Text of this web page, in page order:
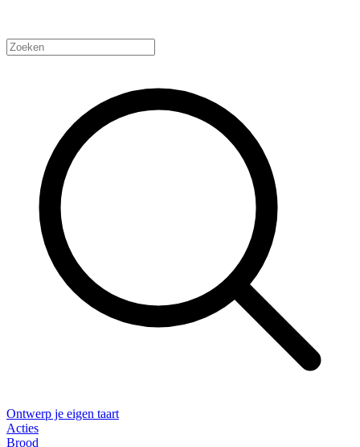
Ontwerp je eigen taart
Acties
Brood